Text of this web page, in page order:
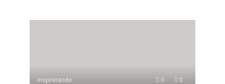
Inspirerande 0 0